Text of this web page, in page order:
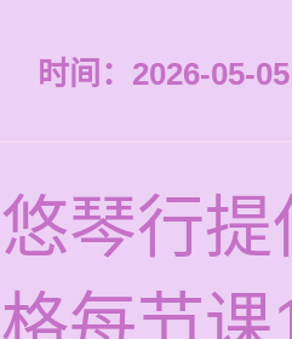
时间：2026-05-
琴行